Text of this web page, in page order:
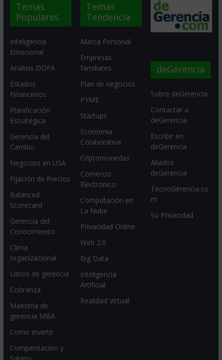
Temas
Populares
Inteligencia
Emocional
Análisis DOFA
Estados
Financieros
Planificación
Estratégica
Gerencia del
Cambio
Negocios en USA
Fijación de Precios
Balanced
Scorecard
Gerencia del
Conocimiento
Clima
organizacional
Libros de gerencia
Cobranza
Maestría de
gerencia MBA
Como invertir
Compensacion y
Temas
Tendencia
Marca Personal
Empresas
familiares
Plan de negocios
PYME
Startups
Economia
Colaborativa
Criptomonedas
Comercio
Electrónico
Computación en
La Nube
Privacidad Online
Web 2.0
Big Data
Inteligencia
Artificial
Realidad Virtual
deGerencia
Sobre deGerencia
Contactar a
deGerencia
Escribir en
deGerencia
Aliados
deGerencia
TecnoGerencia.co
m
Su Privacidad